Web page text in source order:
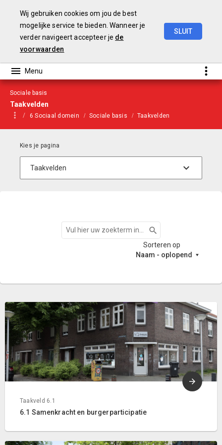
Sociale basis
Taakvelden
6 Sociaal domein Sociale basis Taakvelden
Zoeken
Sorteren op
Naam - oplopend
Taakveld 6.1
6.1 Samenkracht en burgerparticipatie
Wij gebruiken cookies om jou de best
mogelijke service te bieden. Wanneer je
verder navigeert accepteer je de
voorwaarden
SLUIT